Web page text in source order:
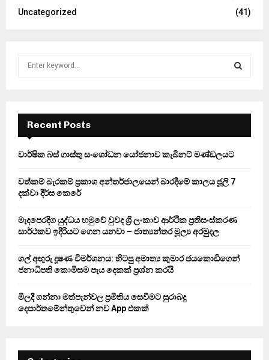
Uncategorized
(41)
f
r
E
A
Recent Posts
වාර්ෂික බස් ගාස්තු සංශෝධන යෝජනාව කැබිනට් මණ්ඩලයට
වත්කම් බැරකම් ප්‍රකාශ අන්තර්ජාලයෙන් බාරදීමේ කාලය ජූලි 7
දක්වා දීර්ඝ කෙරේ
මැදපෙරදිග යුද්ධය හමුවේ වුවද ශ්‍රී ලංකාව ආර්ථික ප්‍රතිසංස්කරණ
සාර්ථකව ඉදිරියට ගෙන යනවා – ජාත්‍යන්තර මූල්‍ය අරමුදල
ගල් අඟුරු දූෂණ විමර්ශනය: හිටපු අමාත්‍ය කුමාර ජයකොඩිගෙන්
ජනාධිපති කොමිසම පැය දෙකක් ප්‍රශ්න කරයි
මිලදී ගන්නා මත්පැන්වල ප්‍රමිතිය සෙවීමට සුරාබදු
දෙපාර්තමේන්තුවෙන් නව App එකක්